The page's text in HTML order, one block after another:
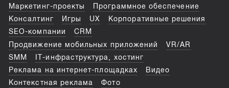
Маркетинг-проекты
Программное обеспечение
Консалтинг
Игры UX
Корпоративные решения
SEO-компании
CRM
Продвижение мобильных приложений
VR/AR
SMM
IT-инфраструктура, хостинг
Реклама на интернет-площадках
Видео
Контекстная реклама
Фото